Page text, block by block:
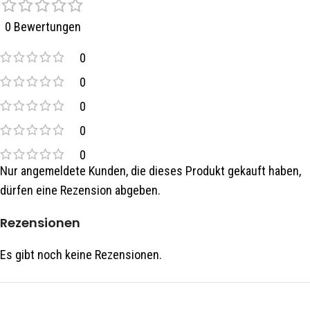
0 Bewertungen
0
0
0
0
0
Rezensionen
Es gibt noch keine Rezensionen.
Nur angemeldete Kunden, die dieses Produkt gekauft haben,
dürfen eine Rezension abgeben.